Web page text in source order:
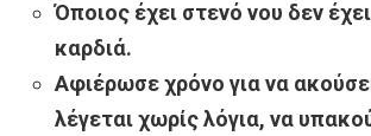
Όποιος έχει στενό νου δεν
καρδιά.
Αφιέρωσε χρόνο για να
λέγεται χωρίς λόγια, να